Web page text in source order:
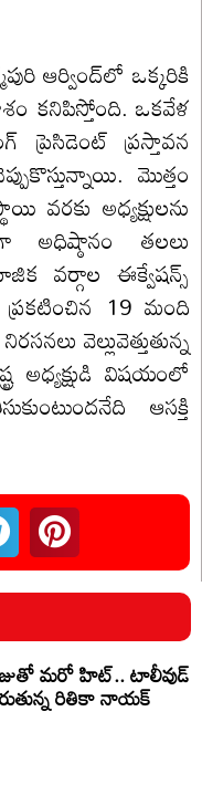
ఆర్వింద్‌లో ఒక్కరికి
కనిపిస్తోంది. ఒకవేళ
ప్రెసిడెంట్‌ ప్రస్తావన
మొత్తం
వరకు అధ్యక్షులను
అధిష్ఠానం తలలు
వర్గాల ఈక్వేషన్స్
ప్రకటించిన 19 మంది
వెల్లువెత్తుతున్న
అధ్యక్షుడి విషయంలో
ఆసక్తి
మరో హిట్.. టాలీవుడ్
రితికా నాయక్